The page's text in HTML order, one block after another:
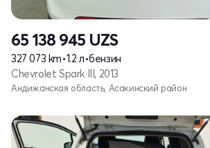
65 138 945 UZS
327 073 km•1.2 л•бензин
Chevrolet Spark III, 2013
Андижанская область, Асакинский район